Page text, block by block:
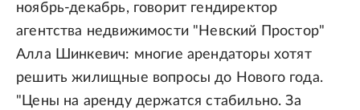
ноябрь-декабрь, говорит гендиректор
агентства недвижимости "Невский Простор"
Алла Шинкевич: многие арендаторы хотят
решить жилищные вопросы до Нового года.
"Цены на аренду держатся стабильно. За